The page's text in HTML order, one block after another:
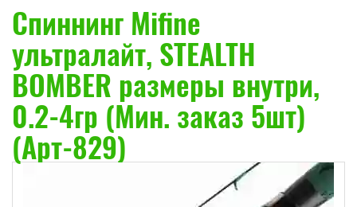
Спиннинг Mifine
ультралайт, STEALTH
BOMBER размеры внутри,
0.2-4гр (Мин. заказ 5шт)
(Арт-829)